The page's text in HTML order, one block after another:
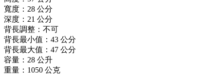
寬度：28 公分
深度：21 公分
背長調整：不可
背長最小值：43 公分
背長最大值：47 公分
容量：28 公升
重量：1050 公克